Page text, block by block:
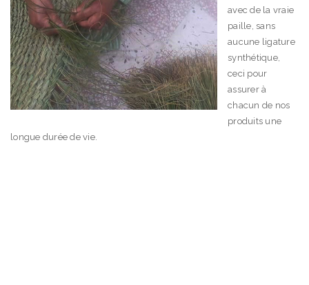
avec de la vraie
paille, sans
aucune ligature
synthétique,
ceci pour
assurer à
chacun de nos
produits une
longue durée de vie.